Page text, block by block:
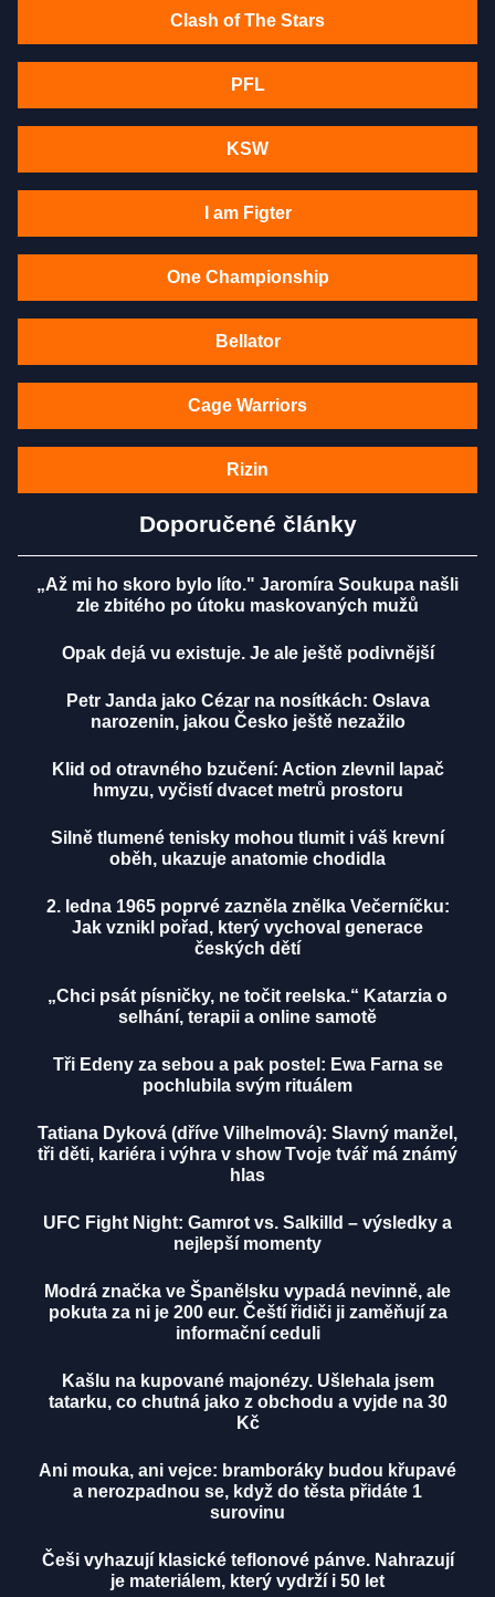
Clash of The Stars
PFL
KSW
I am Figter
One Championship
Bellator
Cage Warriors
Rizin
Doporučené články
„Až mi ho skoro bylo líto." Jaromíra Soukupa našli
zle zbitého po útoku maskovaných mužů
Opak dejá vu existuje. Je ale ještě podivnější
Petr Janda jako Cézar na nosítkách: Oslava
narozenin, jakou Česko ještě nezažilo
Klid od otravného bzučení: Action zlevnil lapač
hmyzu, vyčistí dvacet metrů prostoru
Silně tlumené tenisky mohou tlumit i váš krevní
oběh, ukazuje anatomie chodidla
2. ledna 1965 poprvé zazněla znělka Večerníčku:
Jak vznikl pořad, který vychoval generace
českých dětí
„Chci psát písničky, ne točit reelska.“ Katarzia o
selhání, terapii a online samotě
Tři Edeny za sebou a pak postel: Ewa Farna se
pochlubila svým rituálem
Tatiana Dyková (dříve Vilhelmová): Slavný manžel,
tři děti, kariéra i výhra v show Tvoje tvář má známý
hlas
UFC Fight Night: Gamrot vs. Salkilld – výsledky a
nejlepší momenty
Modrá značka ve Španělsku vypadá nevinně, ale
pokuta za ni je 200 eur. Čeští řidiči ji zaměňují za
informační ceduli
Kašlu na kupované majonézy. Ušlehala jsem
tatarku, co chutná jako z obchodu a vyjde na 30
Kč
Ani mouka, ani vejce: bramboráky budou křupavé
a nerozpadnou se, když do těsta přidáte 1
surovinu
Češi vyhazují klasické teflonové pánve. Nahrazují
je materiálem, který vydrží i 50 let